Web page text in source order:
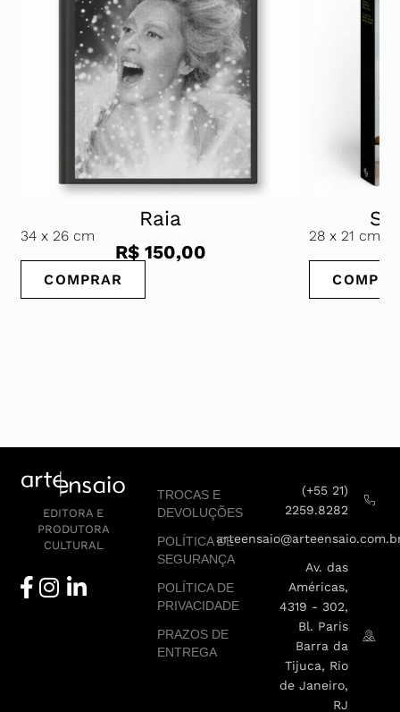
Street Art In Sp
EDITORA E
PRODUTORA
CULTURAL
TROCAS E
DEVOLUÇÕES
POLÍTICA DE
SEGURANÇA
POLÍTICA DE
PRIVACIDADE
PRAZOS DE
ENTREGA
(+55 21)
2259.8282
Av. das
Américas,
4319 - 302,
Bl. Paris
Barra da
Tijuca, Rio
de Janeiro,
RJ